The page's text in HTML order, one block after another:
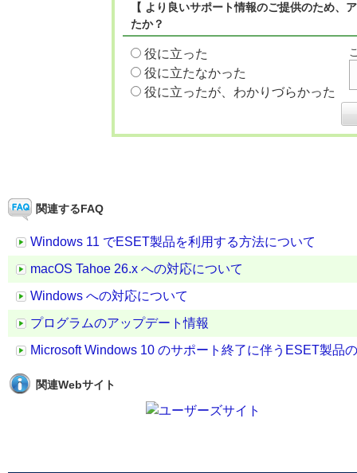
【 より良いサポート情報のご提供のため
たか？
役に立った
役に立たなかった
役に立ったが、わかりづらかった
関連するFAQ
Windows 11 でESET製品を利用する方法について
macOS Tahoe 26.x への対応について
Windows への対応について
プログラムのアップデート情報
Microsoft Windows 10 のサポート終了に伴うESET製品
関連Webサイト